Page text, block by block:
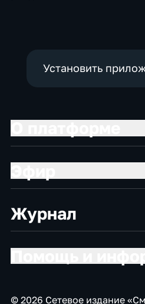
Установить
Журнал
© 2026 Сетевое издание